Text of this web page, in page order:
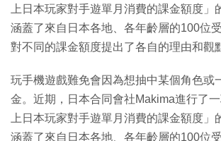
上日本玩家對手遊單月消費的課金額度」
涵蓋了來自日本各地、各年齡層的100位
對不同的課金額度提出了各自的理由和觀
玩手機遊戲難免會因為想抽中某個角色或
金。近期，日本合同會社Makima進行了
上日本玩家對手遊單月消費的課金額度」
涵蓋了來自日本各地、各年齡層的100位